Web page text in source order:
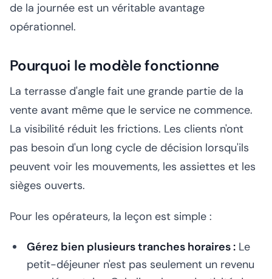
de la journée est un véritable avantage
opérationnel.
Pourquoi le modèle fonctionne
La terrasse d'angle fait une grande partie de la
vente avant même que le service ne commence.
La visibilité réduit les frictions. Les clients n'ont
pas besoin d'un long cycle de décision lorsqu'ils
peuvent voir les mouvements, les assiettes et les
sièges ouverts.
Pour les opérateurs, la leçon est simple :
Gérez bien plusieurs tranches horaires : Le
petit-déjeuner n'est pas seulement un revenu